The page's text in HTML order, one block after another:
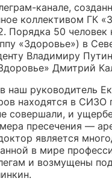
канале,
коллективом ГК
Порядка 50 человек
«Здоровье») в
Владимиру
Дмитрий
наш руководитель
находятся в СИЗО
совершали, и
пресечения —
является
в мире
и возмущены